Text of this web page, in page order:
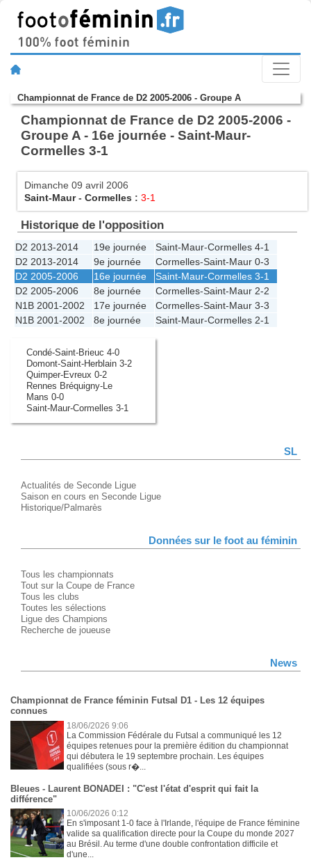
Championnat de France de D2 2005-2006 - Groupe A
Championnat de France de D2 2005-2006 -
Groupe A - 16e journée - Saint-Maur-
Cormelles 3-1
Dimanche 09 avril 2006
Saint-Maur- Cormelles : 3-1
Historique de l'opposition
D2 2013-2014 19e journée Saint-Maur-Cormelles 4-1
D2 2013-2014
9e journée Cormelles-Saint-Maur 0-3
D2 2005-2006
16e journée Saint-Maur-Cormelles 3-1
D2 2005-2006
8e journée Cormelles-Saint-Maur 2-2
N1B 2001-2002
17e journée Cormelles-Saint-Maur 3-3
N1B 2001-2002
8e journée Saint-Maur-Cormelles 2-1
Condé-Saint-Brieuc 4-0
Domont-Saint-Herblain 3-2
Quimper-Evreux 0-2
Rennes Bréquigny-Le
Mans 0-0
Saint-Maur-Cormelles 3-1
SL
Actualités de Seconde Ligue
Saison en cours en Seconde Ligue
Historique/Palmarès
Données sur le foot au féminin
Tous les championnats
Tout sur la Coupe de France
Tous les clubs
Toutes les sélections
Ligue des Champions
Recherche de joueuse
News
Championnat de France féminin Futsal D1 - Les 12 équipes
connues
18/06/2026 9:06
La Commission Fédérale du Futsal a communiqué les 12
équipes retenues pour la première édition du championnat
qui débutera le 19 septembre prochain. Les équipes
qualifiées (sous r�...
Bleues - Laurent BONADEI : "C'est l'état d'esprit qui fait la
différence"
10/06/2026 0:12
En s'imposant 1-0 face à l'Irlande, l'équipe de France féminine
valide sa qualification directe pour la Coupe du monde 2027
au Brésil. Au terme d'une double confrontation difficile et
d'une...